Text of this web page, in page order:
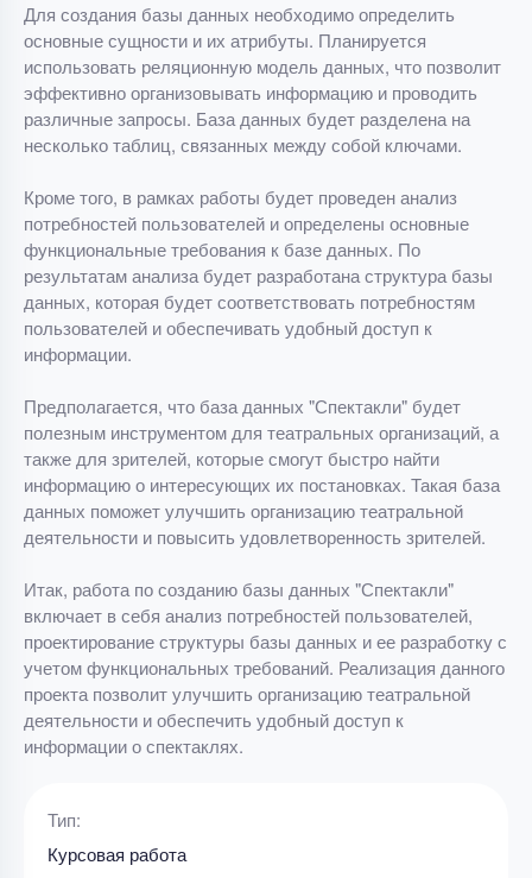
Для создания базы данных необходимо определить
основные сущности и их атрибуты. Планируется
использовать реляционную модель данных, что позволит
эффективно организовывать информацию и проводить
различные запросы. База данных будет разделена на
несколько таблиц, связанных между собой ключами.
Кроме того, в рамках работы будет проведен анализ
потребностей пользователей и определены основные
функциональные требования к базе данных. По
результатам анализа будет разработана структура базы
данных, которая будет соответствовать потребностям
пользователей и обеспечивать удобный доступ к
информации.
Предполагается, что база данных "Спектакли" будет
полезным инструментом для театральных организаций, а
также для зрителей, которые смогут быстро найти
информацию о интересующих их постановках. Такая база
данных поможет улучшить организацию театральной
деятельности и повысить удовлетворенность зрителей.
Итак, работа по созданию базы данных "Спектакли"
включает в себя анализ потребностей пользователей,
проектирование структуры базы данных и ее разработку с
учетом функциональных требований. Реализация данного
проекта позволит улучшить организацию театральной
деятельности и обеспечить удобный доступ к
информации о спектаклях.
Тип:
Курсовая работа